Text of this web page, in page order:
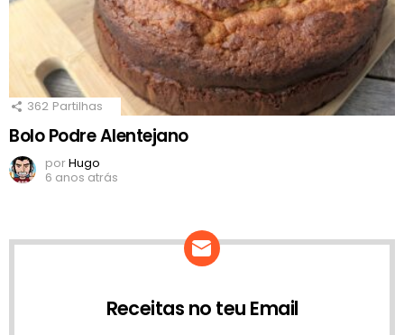
362 Partilhas
Bolo Podre Alentejano
porHugo
6 anos atrás
Receitas no teu Email